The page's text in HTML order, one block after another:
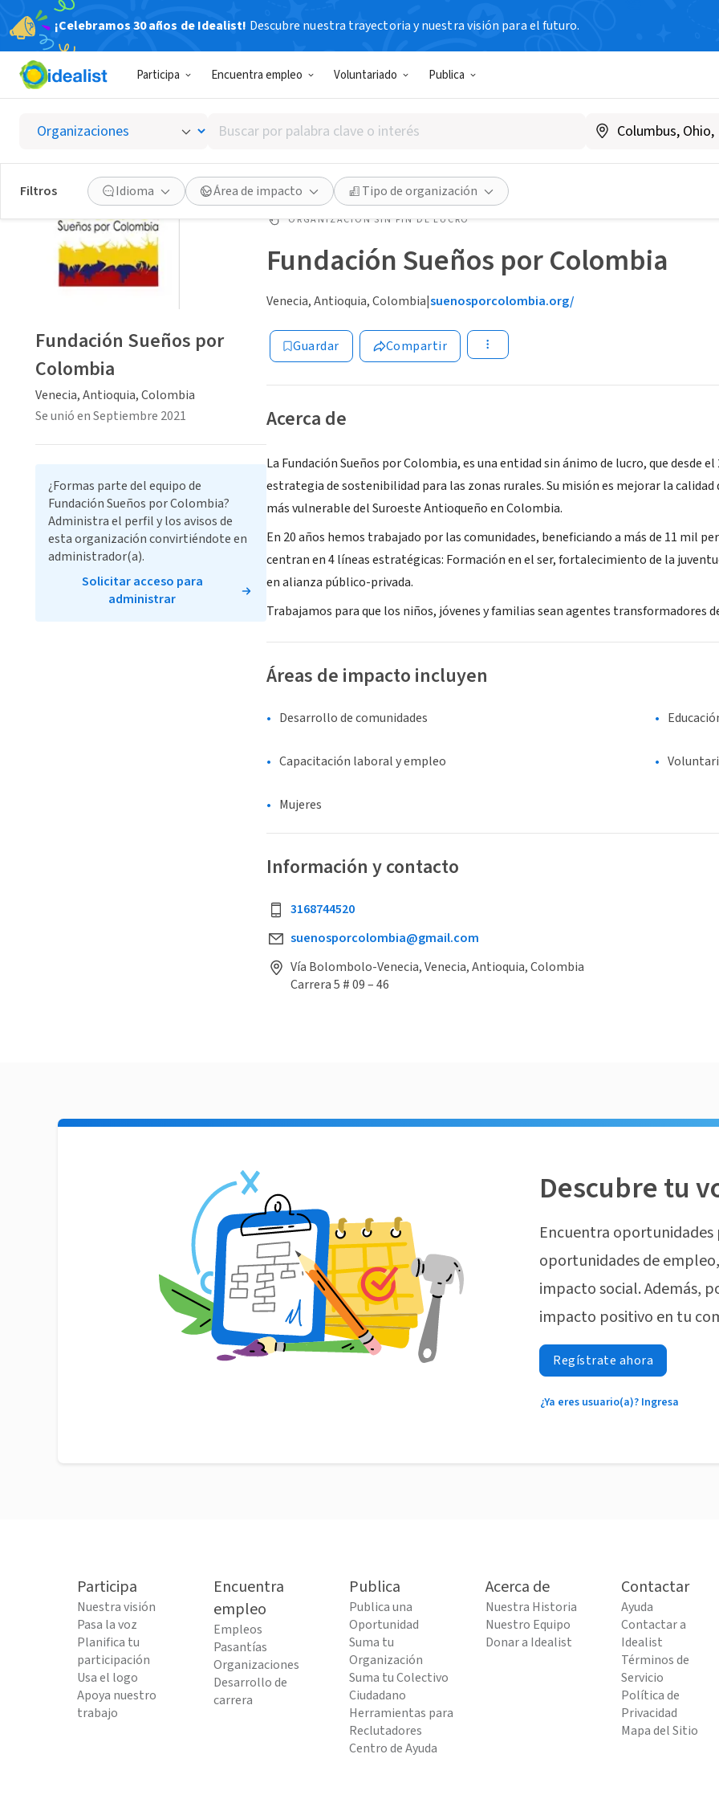
¡Celebramos 30 años de Idealist! Descubre nuestra trayectoria y nuestra visión para el futuro.
Participa Encuentra empleo Voluntariado Publica
Buscar
por
palabra
clave
o
interés
Filtros Idioma Área de impacto Tipo de organización
ORGANIZACIÓN SIN FIN DE LUCRO
Fundación Sueños por Colombia
Venecia, Antioquia, Colombia|suenosporcolombia.org/
Guardar Compartir
Acerca de
La Fundación Sueños por Colombia, es una entidad sin ánimo de lucro, que desde
estrategia de sostenibilidad para las zonas rurales. Su misión es mejorar la
más vulnerable del Suroeste Antioqueño en Colombia.
En 20 años hemos trabajado por las comunidades, beneficiando a más de 11 mil
centran en 4 líneas estratégicas: Formación en el ser, fortalecimiento de la
en alianza público-privada.
Trabajamos para que los niños, jóvenes y familias sean agentes transformadores
Áreas de impacto incluyen
Desarrollo de comunidades
Capacitación laboral y empleo
Mujeres
Información y contacto
3168744520
suenosporcolombia@gmail.com
Vía Bolombolo-Venecia, Venecia, Antioquia, Colombia
Carrera 5 # 09 – 46
Fundación Sueños por
Colombia
Venecia, Antioquia, Colombia
Se unió en Septiembre 2021
¿Formas parte del equipo de
Fundación Sueños por Colombia?
Administra el perfil y los avisos de
esta organización convirtiéndote en
administrador(a).
Solicitar acceso para
administrar
Descubre tu
Encuentra
oportunidades de
impacto social. Además,
impacto positivo en tu
Regístrate ahora
¿Ya eres usuario(a)? Ingresa
Participa
Nuestra visión
Pasa la voz
Planifica tu
participación
Usa el logo
Apoya nuestro
trabajo
Encuentra
empleo
Empleos
Pasantías
Organizaciones
Desarrollo de
carrera
Publica
Publica una
Oportunidad
Suma tu
Organización
Suma tu Colectivo
Ciudadano
Herramientas para
Reclutadores
Centro de Ayuda
Acerca de
Nuestra Historia
Nuestro Equipo
Donar a Idealist
Contactar
Ayuda
Contactar a
Idealist
Términos de
Servicio
Política de
Privacidad
Mapa del Sitio